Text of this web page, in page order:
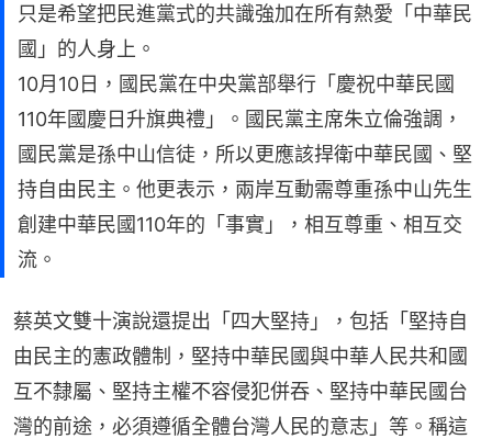
只是希望把民進黨式的共識強加在所有熱愛「中華民
國」的人身上。
10月10日，國民黨在中央黨部舉行「慶祝中華民國
110年國慶日升旗典禮」。國民黨主席朱立倫強調，
國民黨是孫中山信徒，所以更應該捍衛中華民國、堅
持自由民主。他更表示，兩岸互動需尊重孫中山先生
創建中華民國110年的「事實」，相互尊重、相互交
流。
蔡英文雙十演說還提出「四大堅持」，包括「堅持自
由民主的憲政體制，堅持中華民國與中華人民共和國
互不隸屬、堅持主權不容侵犯併吞、堅持中華民國台
灣的前途，必須遵循全體台灣人民的意志」等。稱這